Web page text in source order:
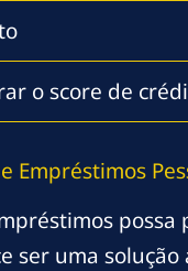
o score de
Empréstimos
ser uma